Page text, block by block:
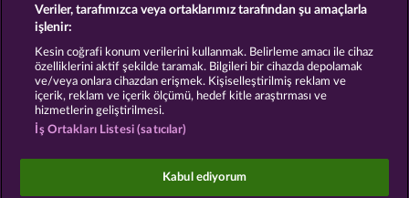
Şirket SSS Facebook Blog
İptal talebini gönder
Sosyal casino oyunları sadece eğlence amaçlıdır ve
gerçek parayla oynanan kumar oyunlarında
Veriler, tarafımızca veya ortaklarımız tarafından şu amaçlarla
işlenir:
Kesin coğrafi konum verilerini kullanmak. Belirleme amacı ile cihaz
özelliklerini aktif şekilde taramak. Bilgileri bir cihazda depolamak
ve/veya onlara cihazdan erişmek. Kişiselleştirilmiş reklam ve
içerik, reklam ve içerik ölçümü, hedef kitle araştırması ve
hizmetlerin geliştirilmesi.
İş Ortakları Listesi (satıcılar)
Kabul ediyorum